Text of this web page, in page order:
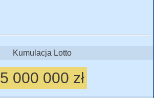
Kumulacja Lotto
5 000 000 zł